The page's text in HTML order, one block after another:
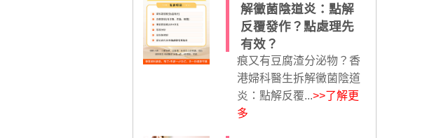
解黴菌陰道炎：點解
反覆發作？點處理先
有效？
痕又有豆腐渣分泌物？香
港婦科醫生拆解黴菌陰道
炎：點解反覆...>>了解更
多